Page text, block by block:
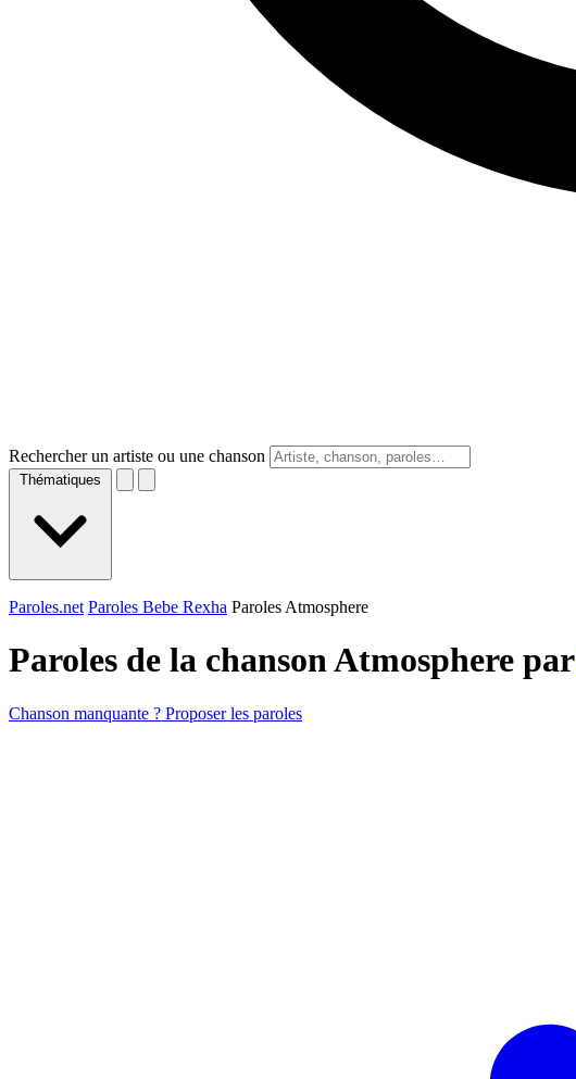
Rechercher un artiste ou une chanson
Thématiques
Paroles.net Paroles Bebe Rexha Paroles Atmosphere
Paroles de la chanson Atmosphere par
Chanson manquante ? Proposer les paroles